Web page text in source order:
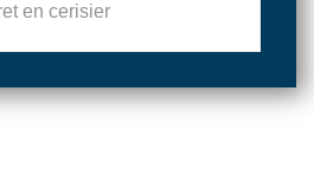
en cerisier